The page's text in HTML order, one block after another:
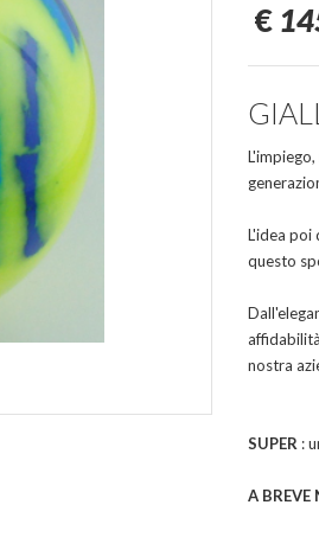
€
L'idea poi
questo
nostra
SUPER :
A BREVE